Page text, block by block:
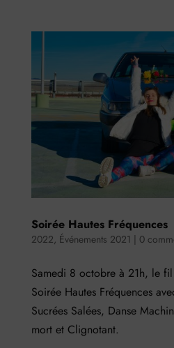
Soirée Hautes Fréquences
2022, Événements 2021 | 0
Samedi 8 octobre à 21h, le
Soirée Hautes Fréquences
Sucrées Salées, Danse
mort et Clignotant.